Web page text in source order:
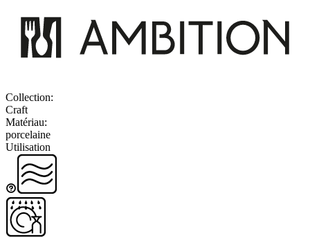
Collection:
Craft
Matériau:
porcelaine
Utilisation